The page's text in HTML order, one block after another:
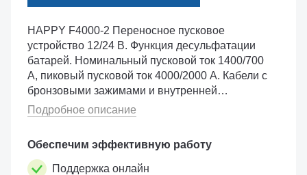
HAPPY F4000-2 Переносное пусковое
устройство 12/24 В. Функция десульфатации
батарей. Номинальный пусковой ток 1400/700
А, пиковый пусковой ток 4000/2000 А. Кабели с
бронзовыми зажимами и внутренней
оплёткой. Длина кабелей 1,3 м, сечение
кабелей 25 кв. мм. Встроенная розетка на 12 В.
Подробное описание
Обеспечим эффективную работу
Поддержка онлайн